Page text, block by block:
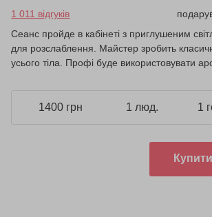
1 011 відгуків
Сеанс пройде в кабінеті з приглушеним
для розслаблення. Майстер зробить
усього тіла. Профі буде використовувати
1400 грн 1 люд. 1